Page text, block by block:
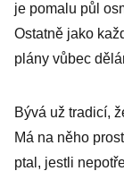
je pomalu půl
Ostatně jako
plány vůbec
Bývá už tradicí,
Má na něho
ptal, jestli